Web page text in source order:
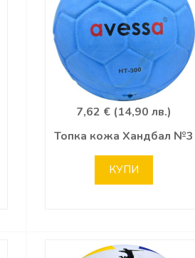
7,62 € (14,90 лв.)
Топка кожа Хандбал №3
КУПИ